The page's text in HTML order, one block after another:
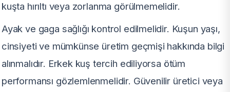
kuşta hırıltı veya zorlanma görülmemelidir.
Ayak ve gaga sağlığı kontrol edilmelidir. Kuşun yaşı,
cinsiyeti ve mümkünse üretim geçmişi hakkında bilgi
alınmalıdır. Erkek kuş tercih ediliyorsa ötüm
performansı gözlemlenmelidir. Güvenilir üretici veya